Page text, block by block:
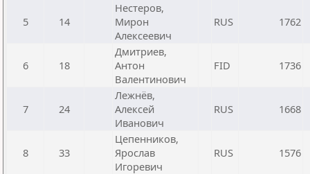
5 14
Нестеров,
Мирон
Алексеевич
RUS 1762
6 18
Дмитриев,
Антон
Валентинович
FID 1736
7 24
Лежнёв,
Алексей
Иванович
RUS 1668
8 33
Цепенников,
Ярослав
Игоревич
RUS 1576